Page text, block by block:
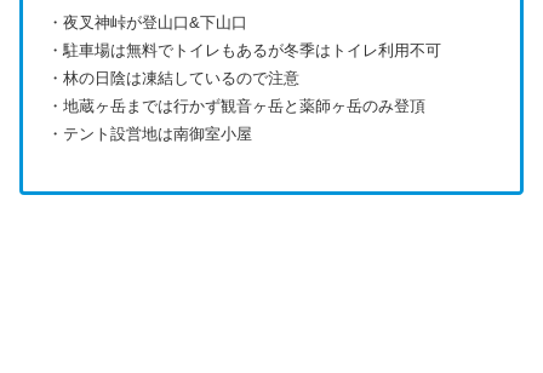
・夜叉神峠が登山口&下山口
・駐車場は無料でトイレもあるが冬季はトイレ利用不可
・林の日陰は凍結しているので注意
・地蔵ヶ岳までは行かず観音ヶ岳と薬師ヶ岳のみ登頂
・テント設営地は南御室小屋